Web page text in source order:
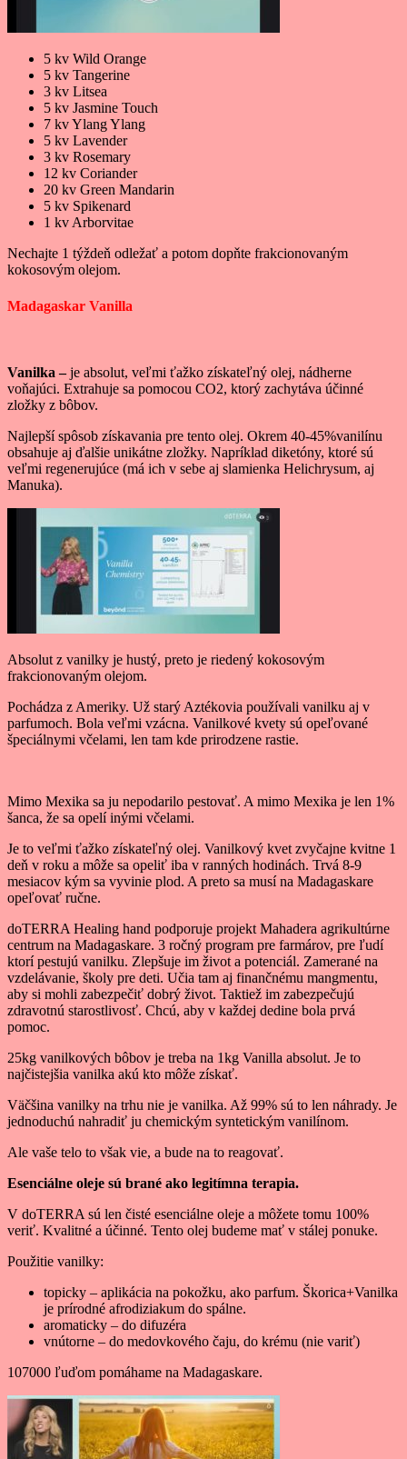
5 kv Wild Orange
5 kv Tangerine
3 kv Litsea
5 kv Jasmine Touch
7 kv Ylang Ylang
5 kv Lavender
3 kv Rosemary
12 kv Coriander
20 kv Green Mandarin
5 kv Spikenard
1 kv Arborvitae
Nechajte 1 týždeň odležať a potom dopňte frakcionovaným
kokosovým olejom.
Madagaskar Vanilla
Vanilka –je absolut, veľmi ťažko získateľný olej, nádherne
voňajúci. Extrahuje sa pomocou CO2, ktorý zachytáva účinné
zložky z bôbov.
Najlepší spôsob získavania pre tento olej. Okrem 40-45%vanilínu
obsahuje aj ďalšie unikátne zložky. Napríklad diketóny, ktoré sú
veľmi regenerujúce (má ich v sebe aj slamienka Helichrysum, aj
Manuka).
Absolut z vanilky je hustý, preto je riedený kokosovým
frakcionovaným olejom.
Pochádza z Ameriky. Už starý Aztékovia používali vanilku aj v
parfumoch. Bola veľmi vzácna. Vanilkové kvety sú opeľované
špeciálnymi včelami, len tam kde prirodzene rastie.
Mimo Mexika sa ju nepodarilo pestovať. A mimo Mexika je len 1%
šanca, že sa opelí inými včelami.
Je to veľmi ťažko získateľný olej. Vanilkový kvet zvyčajne kvitne 1
deň v roku a môže sa opeliť iba v ranných hodinách. Trvá 8-9
mesiacov kým sa vyvinie plod. A preto sa musí na Madagaskare
opeľovať ručne.
doTERRA Healing hand podporuje projekt Mahadera agrikultúrne
centrum na Madagaskare. 3 ročný program pre farmárov, pre ľudí
ktorí pestujú vanilku. Zlepšuje im život a potenciál. Zamerané na
vzdelávanie, školy pre deti. Učia tam aj finančnému mangmentu,
aby si mohli zabezpečiť dobrý život. Taktiež im zabezpečujú
zdravotnú starostlivosť. Chcú, aby v každej dedine bola prvá
pomoc.
25kg vanilkových bôbov je treba na 1kg Vanilla absolut. Je to
najčistejšia vanilka akú kto môže získať.
Väčšina vanilky na trhu nie je vanilka. Až 99% sú to len náhrady. Je
jednoduchú nahradiť ju chemickým syntetickým vanilínom.
Ale vaše telo to však vie, a bude na to reagovať.
Esenciálne oleje sú brané ako legitímna terapia.
V doTERRA sú len čisté esenciálne oleje a môžete tomu 100%
veriť. Kvalitné a účinné. Tento olej budeme mať v stálej ponuke.
Použitie vanilky:
topicky – aplikácia na pokožku, ako parfum. Škorica+Vanilka
je prírodné afrodiziakum do spálne.
aromaticky – do difuzéra
vnútorne – do medovkového čaju, do krému (nie variť)
107000 ľuďom pomáhame na Madagaskare.